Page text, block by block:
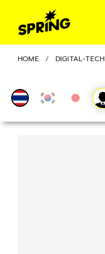
HOME DIGITAL-TECH